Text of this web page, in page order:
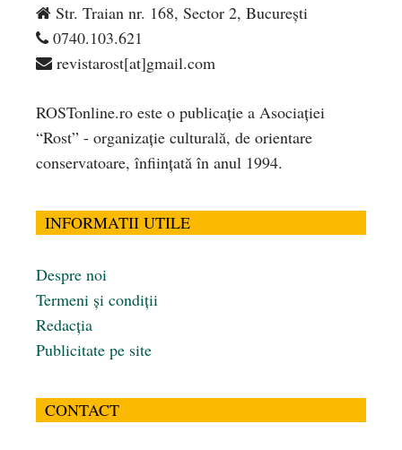
Str. Traian nr. 168, Sector 2, București
0740.103.621
revistarost[at]gmail.com
ROSTonline.ro este o publicaţie a Asociaţiei
“Rost” - organizaţie culturală, de orientare
conservatoare, înfiinţată în anul 1994.
INFORMATII UTILE
Despre noi
Termeni și condiții
Redacția
Publicitate pe site
CONTACT